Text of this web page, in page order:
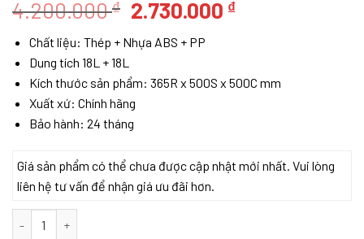
4.200.000₫ Giá
là:
4.200.000 ₫.
2.730.000 ₫Giá
là:
2.730.000 ₫.
Chất liệu: Thép + Nhựa ABS + PP
Dung tích 18L + 18L
Kích thước sản phẩm: 365R x 500S x 500C mm
Xuất xứ: Chính hãng
Bảo hành: 24 tháng
Giá sản phẩm có thể chưa được cập nhật mới nhất. Vui lòng
liên hệ tư vấn để nhận giá ưu đãi hơn.